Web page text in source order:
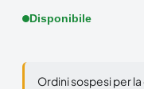
Disponibile
Ordini sospesi per